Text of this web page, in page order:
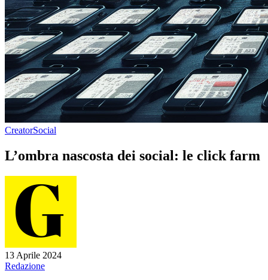
CreatorSocial
L’ombra nascosta dei social: le click farm
13 Aprile 2024
Redazione